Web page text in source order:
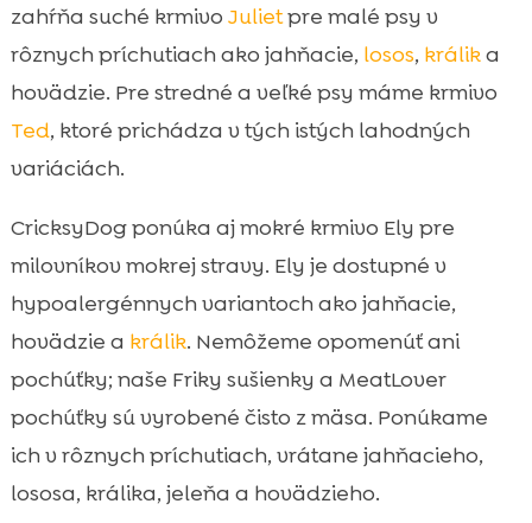
zahŕňa suché krmivo Julietpre malé psy v
rôznych príchutiach ako jahňacie, losos, králika
hovädzie. Pre stredné a veľké psy máme krmivo
Ted, ktoré prichádza v tých istých lahodných
variáciách.
CricksyDog ponúka aj mokré krmivo Ely pre
milovníkov mokrej stravy. Ely je dostupné v
hypoalergénnych variantoch ako jahňacie,
hovädzie a králik. Nemôžeme opomenúť ani
pochúťky; naše Friky sušienky a MeatLover
pochúťky sú vyrobené čisto z mäsa. Ponúkame
ich v rôznych príchutiach, vrátane jahňacieho,
lososa, králika, jeleňa a hovädzieho.